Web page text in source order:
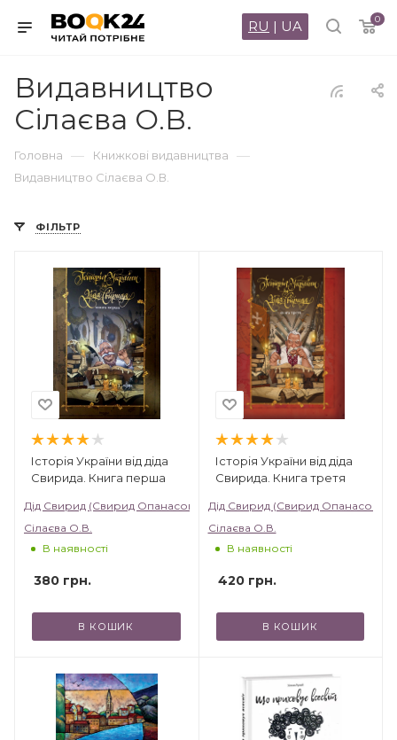
0
RU | UA
Видавництво
Сілаєва О.В.
Головна — Книжкові видавництва —
Видавництво Сілаєва О.В.
ФІЛЬТР
Історія України від діда
Свирида. Книга перша
Дід Свирид (Свирид Опанасович)
Сілаєва О.В.
В наявності
380 грн.
В КОШИК
Історія України від діда
Свирида. Книга третя
Дід Свирид (Свирид Опанасович)
Сілаєва О.В.
В наявності
420грн.
В КОШИК